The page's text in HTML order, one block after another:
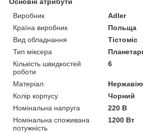
Виробник
Adler
Країна виробник
Польща
Вид обладнання
Тістоміс
Тип міксера
Кількість швидкостей
роботи
6
Матеріал
Колір корпусу
Чорний
Номінальна напруга
220 В
Номінальна споживана
потужність
1200 Вт